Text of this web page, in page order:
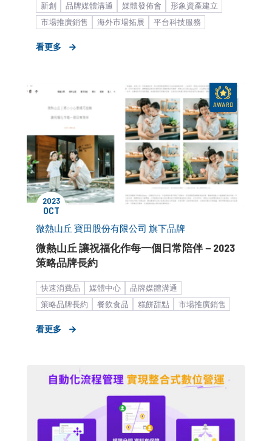
新創 品牌媒體溝通 媒體發佈會
形象資產建立
市場推廣銷售
海外市場拓展
平台科技服務
看更多
2023
OCT
微熱山丘 寶田股份有限公司 旗下品牌
微熱山丘 讓祝福化作每一個日常陪伴－2023
策略品牌長約
快速消費品 媒體中心
品牌媒體溝通
策略品牌長約
餐飲食品 糕餅甜點
市場推廣銷售
看更多